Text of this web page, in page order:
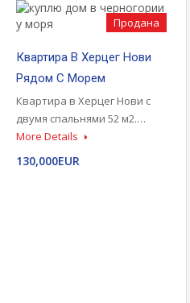
Продана
Квартира В Херцег Нови
Рядом С Морем
Квартира в Херцег Нови с
двумя спальнями 52 м2.…
More Details
130,000EUR